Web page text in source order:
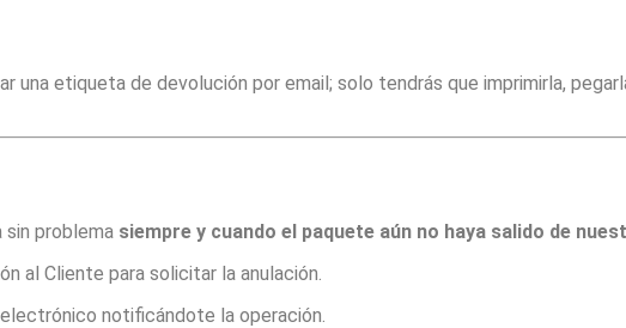
etiqueta de devolución por email; solo tendrás que imprimirla,
sin problema siempre y cuando el paquete aún no haya salido de
al Cliente para solicitar la anulación.
notificándote la operación.